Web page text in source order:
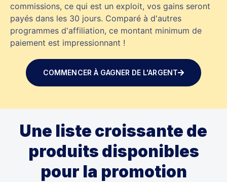
commissions, ce qui est un exploit, vos gains seront
payés dans les 30 jours. Comparé à d'autres
programmes d'affiliation, ce montant minimum de
paiement est impressionnant !
COMMENCER À GAGNER DE L'ARGENT
Une liste croissante de
produits disponibles
pour la promotion